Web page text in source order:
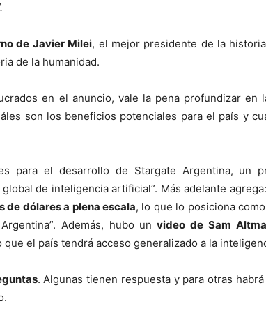
de Javier Milei, el mejor presidente de la
de la humanidad.
en el anuncio, vale la pena profundizar en
son los beneficios potenciales para el país y
para el desarrollo de Stargate Argentina, un
de inteligencia artificial”. Más adelante
de dólares a plena escala, lo que lo posiciona
Además, hubo un video de Sam
el país tendrá acceso generalizado a la
. Algunas tienen respuesta y para otras